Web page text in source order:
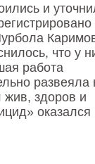
и
что у
работа
развеяла
здоров и
оказался